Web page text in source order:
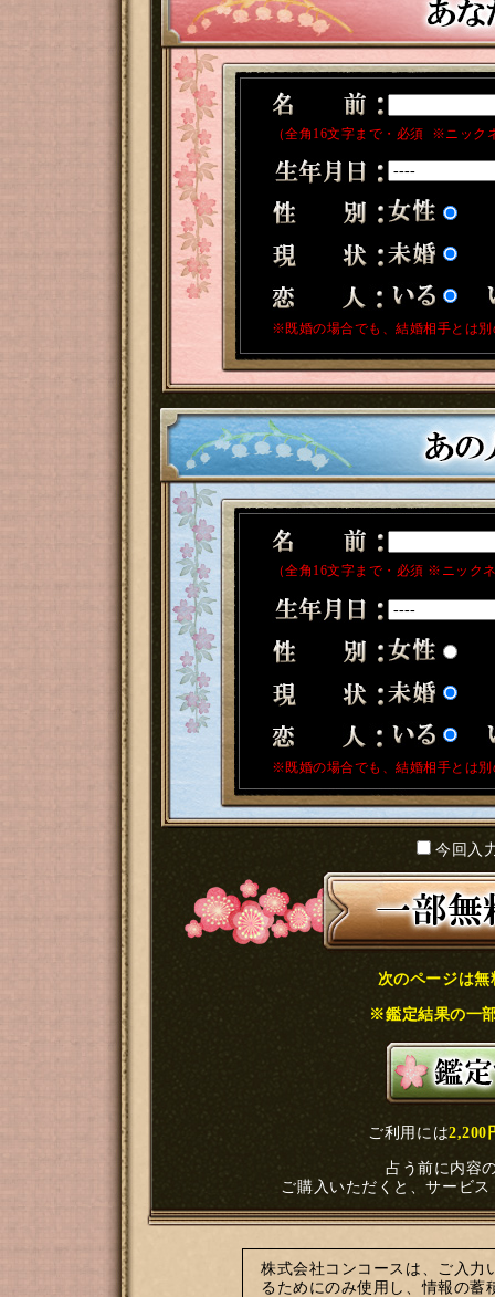
（全角16文字まで・必須 ※ニック
※既婚の場合でも、結婚相手とは
（全角16文字まで・必須 ※ニック
※既婚の場合でも、結婚相手とは
今回入
次のページは
※鑑定結果の一
ご利用には2,200
占う前に内容
ご購入いただくと、サービ
株式会社コンコースは、ご入力
るためにのみ使用し、情報の蓄